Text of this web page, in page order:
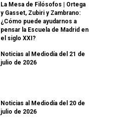
La Mesa de Filósofos | Ortega
y Gasset, Zubiri y Zambrano:
¿Cómo puede ayudarnos a
pensar la Escuela de Madrid en
el siglo XXI?
Noticias al Mediodía del 21 de
julio de 2026
Noticias al Mediodía del 20 de
julio de 2026